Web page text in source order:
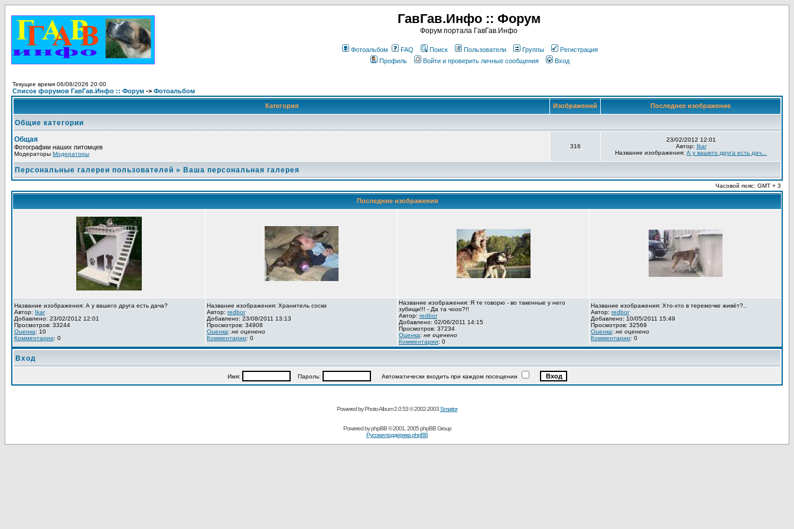
ГавГав.Инфо :: Форум
Форум портала ГавГав.Инфо
Фотоальбом FAQ Поиск Пользователи Группы
Регистрация
Профиль
Войти и проверить личные сообщения Вход
Текущее время 06/08/2026 20:00
Список форумов ГавГав.Инфо :: Форум -> Фотоальбом
Категория Изображений Последнее изображение
Общие категории
Общая
Фотографии наших питомцев
Модераторы Модераторы
316
23/02/2012 12:01
Автор: Ikar
Название изображения: А у вашего друга есть дач...
Персональные галереи пользователей » Ваша персональная галерея
Часовой пояс: GMT + 3
Последние изображения
Название изображения: А у вашего друга есть дача?
Автор: Ikar
Добавлено: 23/02/2012 12:01
Просмотров: 33244
Оценка: 10
Комментарии: 0
Название изображения: Хранитель соски
Автор: redbor
Добавлено: 23/08/2011 13:13
Просмотров: 34908
Оценка: не оценено
Комментарии: 0
Название изображения: Я те говорю - во такенные у него
зубищи!!! - Да та чооо?!!
Автор: redbor
Добавлено: 02/06/2011 14:15
Просмотров: 37234
Оценка: не оценено
Комментарии: 0
Название изображения: Хто-хто в теремочке живёт?..
Автор: redbor
Добавлено: 10/05/2011 15:49
Просмотров: 32569
Оценка: не оценено
Комментарии: 0
Вход
Имя: Пароль: Автоматически входить при каждом посещении
Powered by Photo Album 2.0.53 © 2002-2003Smartor
Powered byphpBB© 2001, 2005 phpBB Group
Русская поддержка phpBB